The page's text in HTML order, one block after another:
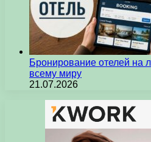
Бронирование отелей на
всему миру
21.07.2026